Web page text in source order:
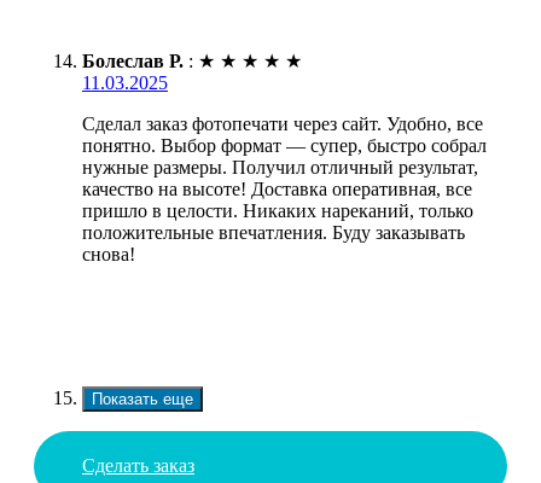
Болеслав Р. : ★ ★ ★ ★ ★
11.03.2025
Сделал заказ фотопечати через сайт. Удобно, все
понятно. Выбор формат — супер, быстро собрал
нужные размеры. Получил отличный результат,
качество на высоте! Доставка оперативная, все
пришло в целости. Никаких нареканий, только
положительные впечатления. Буду заказывать
снова!
Показать еще
Сделать заказ